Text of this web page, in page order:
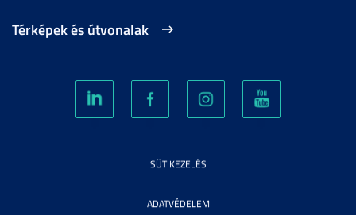
Térképek és útvonalak
SÜTIKEZELÉS
ADATVÉDELEM